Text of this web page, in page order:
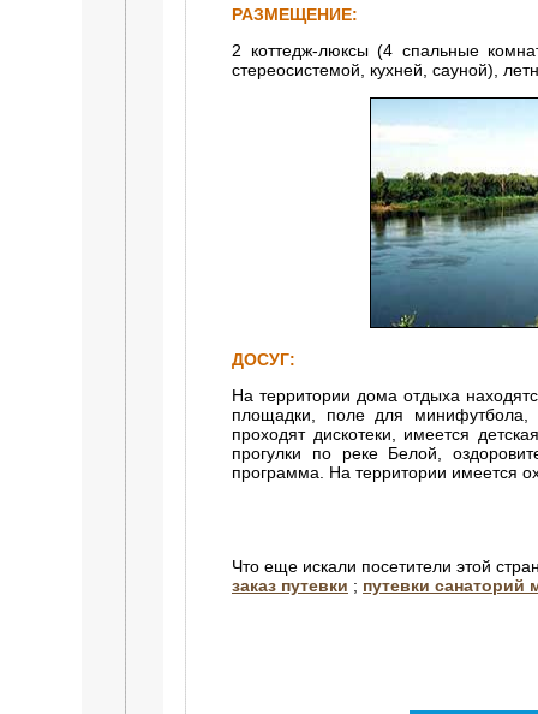
РАЗМЕЩЕНИЕ:
2 коттедж-люксы (4 спальные
стереосистемой, кухней, сауной),
ДОСУГ:
На территории дома отдыха
площадки, поле для минифутбола,
проходят дискотеки, имеется
прогулки по реке Белой,
программа. На территории имеется
Что еще искали посетители этой
заказ путевки ; путевки санаторий